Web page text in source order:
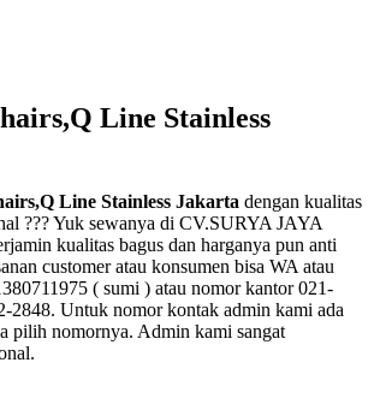
Line Stainless
Line Stainless Jakarta dengan kualitas
??? Yuk sewanya di CV.SURYA JAYA
kualitas bagus dan harganya pun anti
customer atau konsumen bisa WA atau
( sumi ) atau nomor kantor 021-
2848. Untuk nomor kontak admin kami ada
pilih nomornya. Admin kami sangat